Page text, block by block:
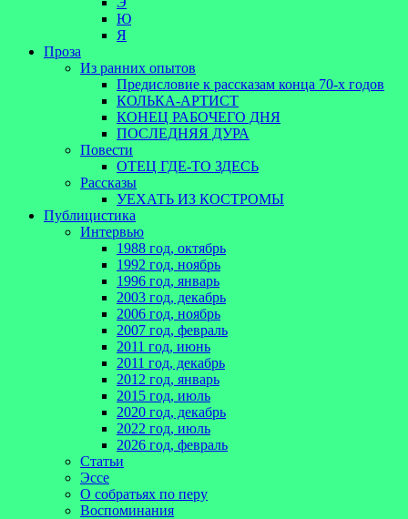
Ю
Я
Проза
Из ранних опытов
Предисловие к рассказам конца 70-х годов
КОЛЬКА-АРТИСТ
КОНЕЦ РАБОЧЕГО ДНЯ
ПОСЛЕДНЯЯ ДУРА
Повести
ОТЕЦ ГДЕ-ТО ЗДЕСЬ
Рассказы
УЕХАТЬ ИЗ КОСТРОМЫ
Публицистика
Интервью
1988 год, октябрь
1992 год, ноябрь
1996 год, январь
2003 год, декабрь
2006 год, ноябрь
2007 год, февраль
2011 год, июнь
2011 год, декабрь
2012 год, январь
2015 год, июль
2020 год, декабрь
2022 год, июль
2026 год, февраль
Статьи
Эссе
О собратьях по перу
Воспоминания